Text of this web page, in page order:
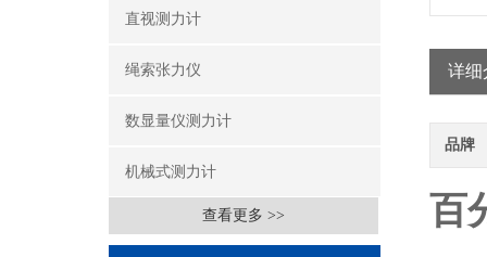
直视测力计
绳索张力仪
数显量仪测力计
机械式测力计
查看更多 >>
详细
品牌
百